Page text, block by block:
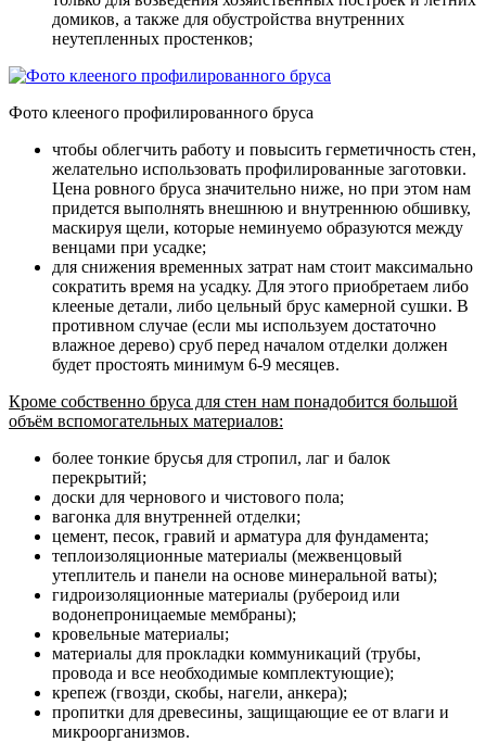
домиков, а также для обустройства внутренних
неутепленных простенков;
Фото клееного профилированного бруса
чтобы облегчить работу и повысить герметичность стен,
желательно использовать профилированные заготовки.
Цена ровного бруса значительно ниже, но при этом нам
придется выполнять внешнюю и внутреннюю обшивку,
маскируя щели, которые неминуемо образуются между
венцами при усадке;
для снижения временных затрат нам стоит максимально
сократить время на усадку. Для этого приобретаем либо
клееные детали, либо цельный брус камерной сушки. В
противном случае (если мы используем достаточно
влажное дерево) сруб перед началом отделки должен
будет простоять минимум 6-9 месяцев.
Кроме собственно бруса для стен нам понадобится большой
объём вспомогательных материалов:
более тонкие брусья для стропил, лаг и балок
перекрытий;
доски для чернового и чистового пола;
вагонка для внутренней отделки;
цемент, песок, гравий и арматура для фундамента;
теплоизоляционные материалы (межвенцовый
утеплитель и панели на основе минеральной ваты);
гидроизоляционные материалы (рубероид или
водонепроницаемые мембраны);
кровельные материалы;
материалы для прокладки коммуникаций (трубы,
провода и все необходимые комплектующие);
крепеж (гвозди, скобы, нагели, анкера);
пропитки для древесины, защищающие ее от влаги и
микроорганизмов.